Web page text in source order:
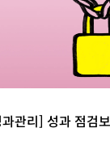
관리] 성과 점검